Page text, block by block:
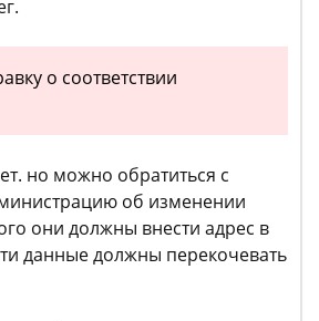
о соответствии
но можно обратиться с
об изменении
они должны внести адрес в
данные должны перекочевать